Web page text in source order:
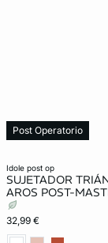
idole post op
SUJETADOR
AROS POST-
32,99 €
Post Operatorio